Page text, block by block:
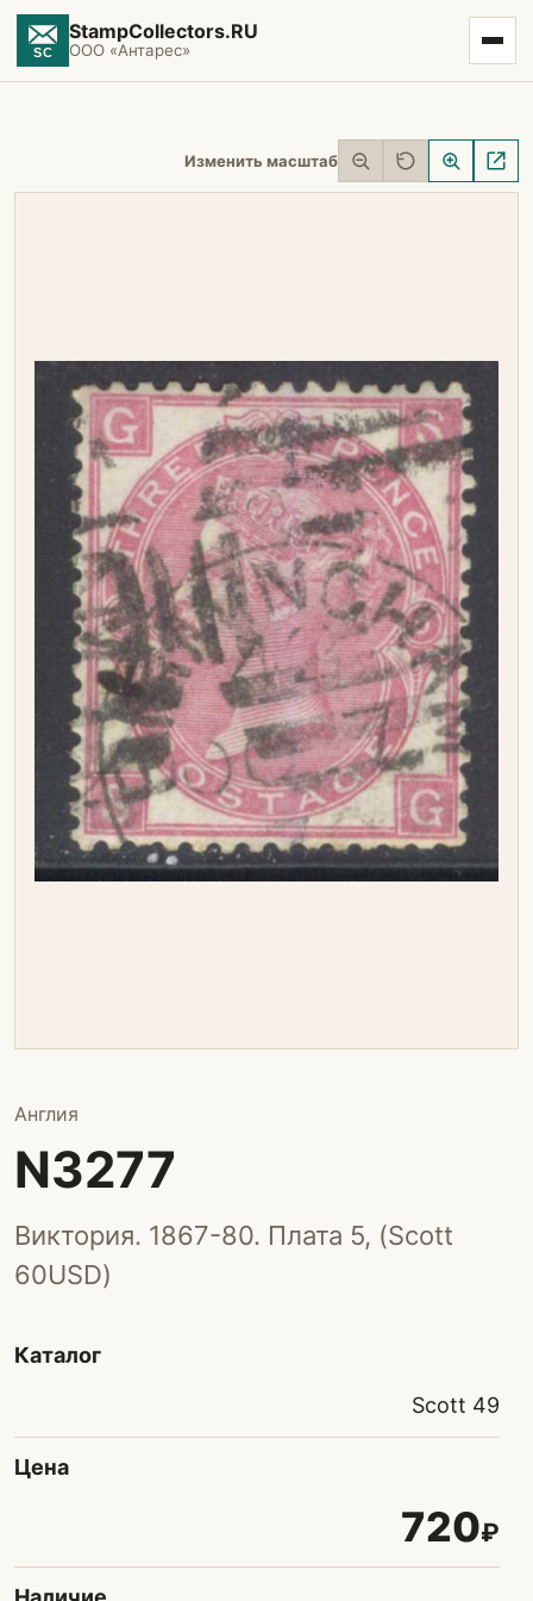
StampCollectors.RU
ООО «Антарес»
Изменить масштаб
Англия
N3277
Виктория. 1867-80. Плата 5, (Scott
60USD)
Каталог
Scott 49
Цена
720₽